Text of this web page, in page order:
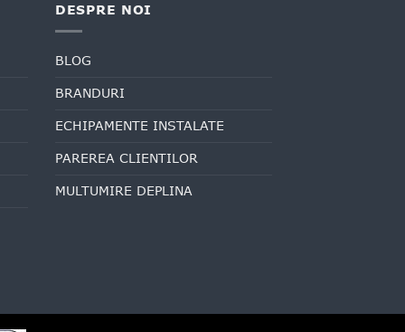
DESPRE NOI
BLOG
BRANDURI
ECHIPAMENTE INSTALATE
PAREREA CLIENTILOR
MULTUMIRE DEPLINA